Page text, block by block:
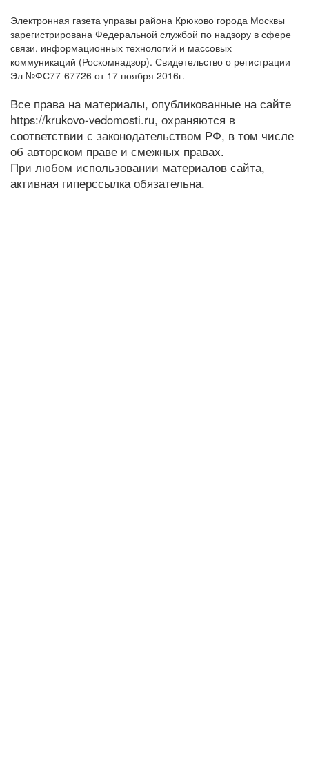
Электронная газета управы района Крюково города Москвы
зарегистрирована Федеральной службой по надзору в сфере
связи, информационных технологий и массовых
коммуникаций (Роскомнадзор). Свидетельство о регистрации
Эл №ФС77-67726 от 17 ноября 2016г.
Все права на материалы, опубликованные на сайте
https://krukovo-vedomosti.ru, охраняются в
соответствии с законодательством РФ, в том числе
об авторском праве и смежных правах.
При любом использовании материалов сайта,
активная гиперссылка обязательна.